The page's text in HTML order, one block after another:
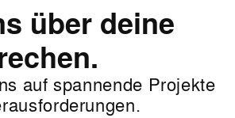
über deine
auf spannende Projekte